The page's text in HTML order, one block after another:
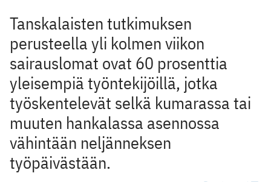
Tanskalaisten tutkimuksen
perusteella yli kolmen viikon
sairauslomat ovat 60 prosenttia
yleisempiä työntekijöillä, jotka
työskentelevät selkä kumarassa tai
muuten hankalassa asennossa
vähintään neljänneksen
työpäivästään.